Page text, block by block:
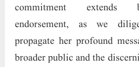
commitment extends
endorsement, as we
propagate her profound
broader public and the